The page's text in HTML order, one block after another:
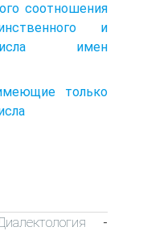
соотношения
и
имен
только
-